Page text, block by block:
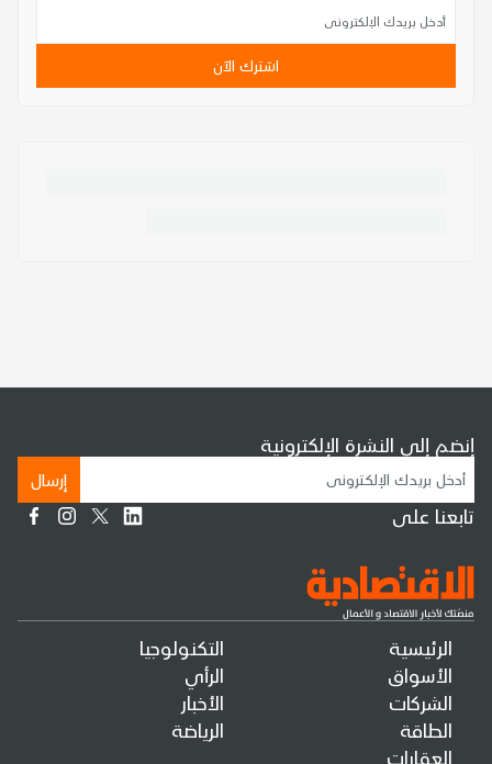
اشترك الآن
الرئيسية
الأسواق
الشركات
الطاقة
العقارات
التكنولوجيا
الرأي
الأخبار
الرياضة
إنضم إلى النشرة الإلكترونية
إرسال
تابعنا على